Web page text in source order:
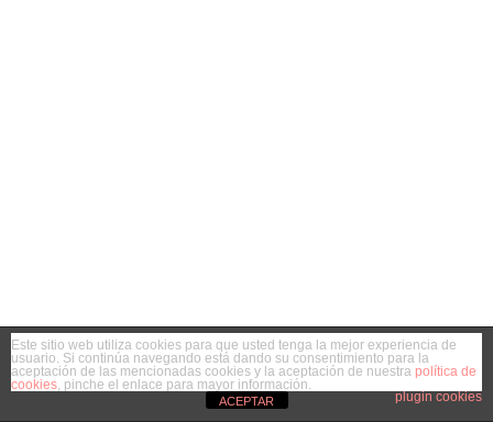
Este sitio web utiliza cookies para que usted tenga la mejor experiencia de
usuario. Si continúa navegando está dando su consentimiento para la
aceptación de las mencionadas cookies y la aceptación de nuestra política de
cookies, pinche el enlace para mayor información.
plugin cookies
ACEPTAR